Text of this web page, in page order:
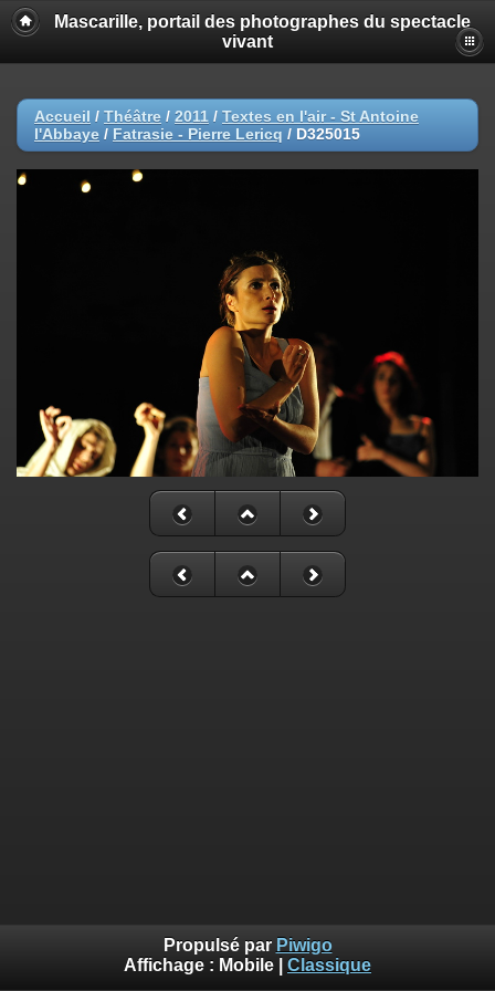
Mascarille, portail des photographes du spectacle
vivant
Accueil / Théâtre / 2011 / Textes en l'air - St Antoine
l'Abbaye / Fatrasie - Pierre Lericq / D325015
Propulsé par Piwigo
Affichage : Mobile Classique